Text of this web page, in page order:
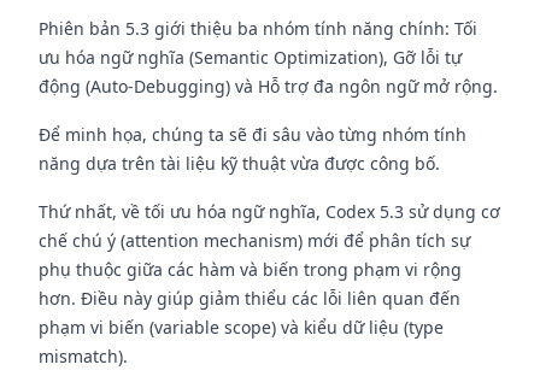
Phiên bản 5.3 giới thiệu ba nhóm tính năng chính: Tối
ưu hóa ngữ nghĩa (Semantic Optimization), Gỡ lỗi tự
động (Auto-Debugging) và Hỗ trợ đa ngôn ngữ mở rộng.
Để minh họa, chúng ta sẽ đi sâu vào từng nhóm tính
năng dựa trên tài liệu kỹ thuật vừa được công bố.
Thứ nhất, về tối ưu hóa ngữ nghĩa, Codex 5.3 sử dụng cơ
chế chú ý (attention mechanism) mới để phân tích sự
phụ thuộc giữa các hàm và biến trong phạm vi rộng
hơn. Điều này giúp giảm thiểu các lỗi liên quan đến
phạm vi biến (variable scope) và kiểu dữ liệu (type
mismatch).